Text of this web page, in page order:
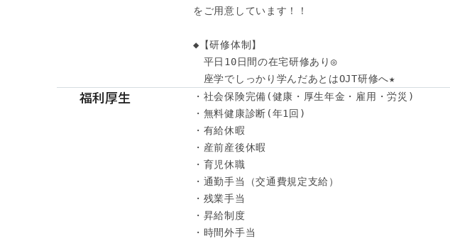
をご用意しています！！
◆【研修体制】
平日10日間の在宅研修あり◎
座学でしっかり学んだあとはOJT研修へ★
福利厚生
・社会保険完備(健康・厚生年金・雇用・労災)
・無料健康診断(年1回)
・有給休暇
・産前産後休暇
・育児休職
・通勤手当（交通費規定支給）
・残業手当
・昇給制度
・時間外手当